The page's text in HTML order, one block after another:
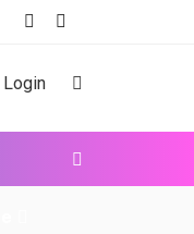
Login